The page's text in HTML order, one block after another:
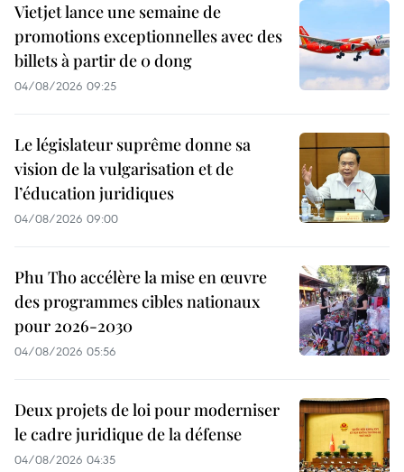
Vietjet lance une semaine de
promotions exceptionnelles avec des
billets à partir de 0 dong
04/08/2026 09:25
Le législateur suprême donne sa
vision de la vulgarisation et de
l’éducation juridiques
04/08/2026 09:00
Phu Tho accélère la mise en œuvre
des programmes cibles nationaux
pour 2026-2030
04/08/2026 05:56
Deux projets de loi pour moderniser
le cadre juridique de la défense
04/08/2026 04:35